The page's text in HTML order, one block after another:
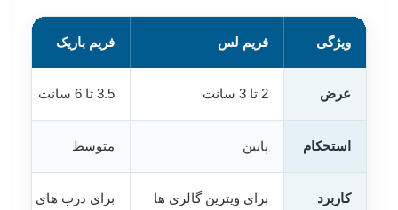
ویژگی فریم لس فریم باریک
عرض 2 تا 3 سانت 3.5 تا 6 سانت
استحکام پایین متوسط
کاربرد برای ویترین گالری ها برای درب های